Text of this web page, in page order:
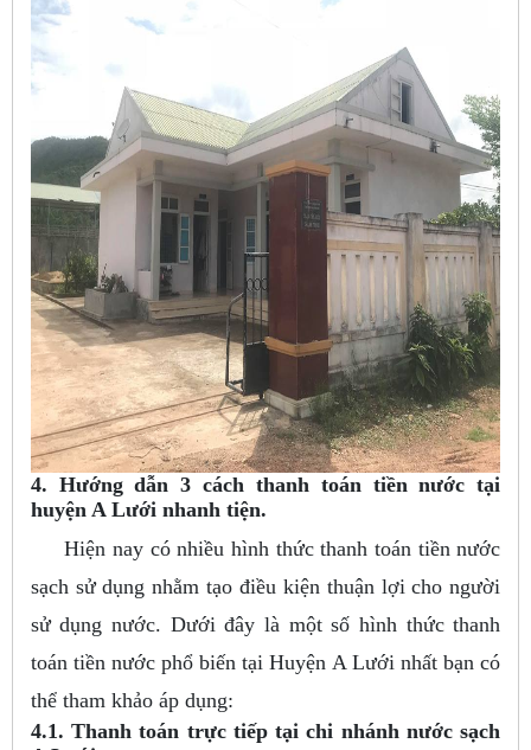
4. Hướng dẫn 3 cách thanh toán tiền nước tại
huyện A Lưới nhanh tiện.
Hiện nay có nhiều hình thức thanh toán tiền nước
sạch sử dụng nhằm tạo điều kiện thuận lợi cho người
sử dụng nước. Dưới đây là một số hình thức thanh
toán tiền nước phổ biến tại Huyện A Lưới nhất bạn có
thể tham khảo áp dụng:
4.1. Thanh toán trực tiếp tại chi nhánh nước sạch